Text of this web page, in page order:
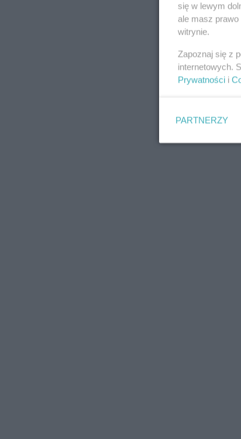
się w lewym
ale masz prawo
witrynie.
Zapoznaj się z
internetowych.
Prywatności i
PARTNERZY